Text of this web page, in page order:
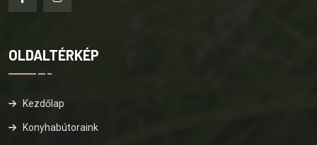
OLDALTÉRKÉP
Kezdőlap
Konyhabútoraink